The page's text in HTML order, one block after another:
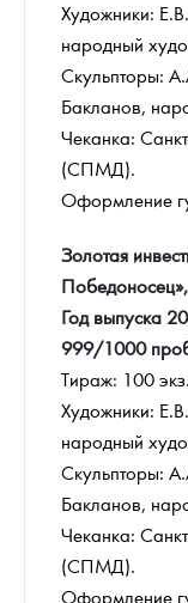
Художники:
народный
Скульпторы:
Бакланов,
Чеканка:
(СПМД).
Оформление
Золотая
Год выпуска
999/1000
Тираж: 100 экз.
Художники:
народный
Скульпторы:
Бакланов,
Чеканка:
(СПМД).
Оформление